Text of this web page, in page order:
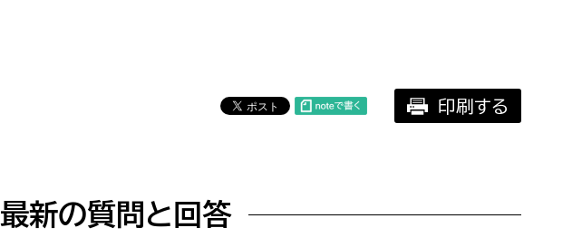
イベント・講座などに参加したい
図書館
環境政策課
環境事業センター
印刷する
最新の質問と回答